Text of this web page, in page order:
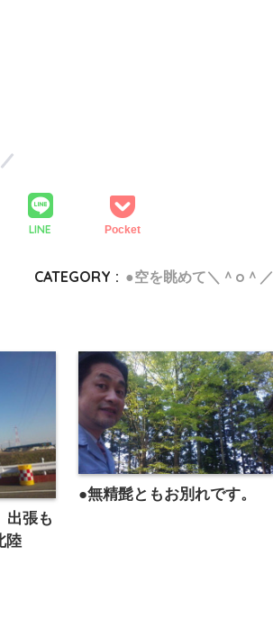
LINE Pocket
CATEGORY : ●空を眺めて＼＾o＾／
出張も
陸
●無精髭ともお別れです。